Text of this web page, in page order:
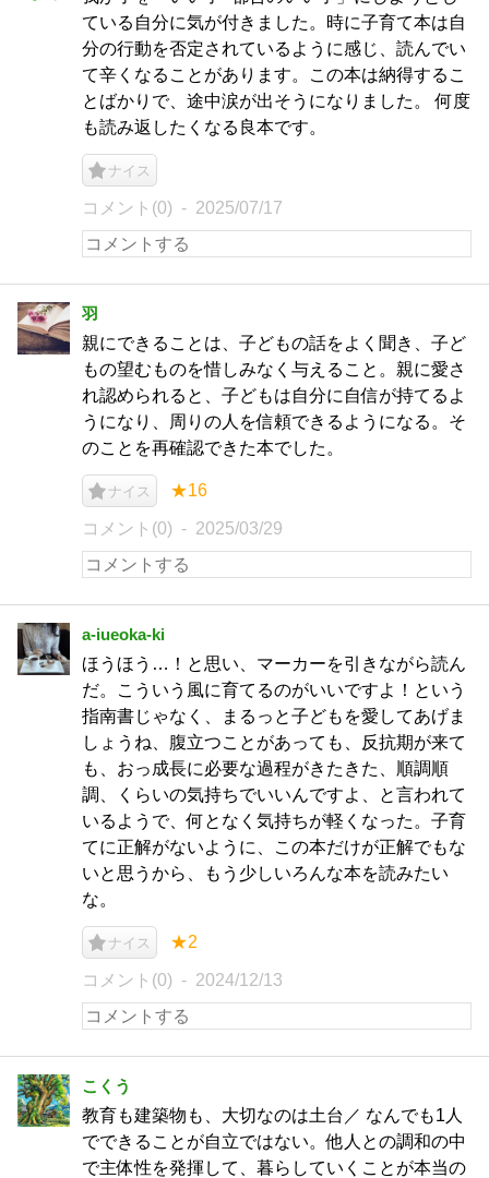
ている自分に気が付きました。時に子育て本は自
分の行動を否定されているように感じ、読んでい
て辛くなることがあります。この本は納得するこ
とばかりで、途中涙が出そうになりました。 何度
も読み返したくなる良本です。
ナイス
コメント(0) 2025/07/17
羽
親にできることは、子どもの話をよく聞き、子ど
もの望むものを惜しみなく与えること。親に愛さ
れ認められると、子どもは自分に自信が持てるよ
うになり、周りの人を信頼できるようになる。そ
のことを再確認できた本でした。
ナイス ★16
コメント(0) 2025/03/29
a-iueoka-ki
ほうほう…！と思い、マーカーを引きながら読ん
だ。こういう風に育てるのがいいですよ！という
指南書じゃなく、まるっと子どもを愛してあげま
しょうね、腹立つことがあっても、反抗期が来て
も、おっ成長に必要な過程がきたきた、順調順
調、くらいの気持ちでいいんですよ、と言われて
いるようで、何となく気持ちが軽くなった。子育
てに正解がないように、この本だけが正解でもな
いと思うから、もう少しいろんな本を読みたい
な。
ナイス ★2
コメント(0) 2024/12/13
こくう
教育も建築物も、大切なのは土台／ なんでも1人
でできることが自立ではない。他人との調和の中
で主体性を発揮して、暮らしていくことが本当の